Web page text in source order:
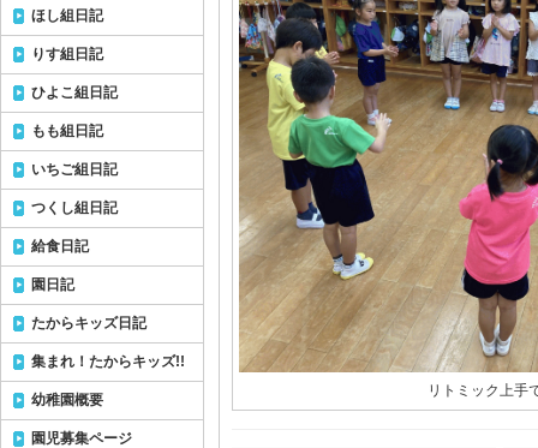
リトミック上手
ほし組日記
りす組日記
ひよこ組日記
もも組日記
いちご組日記
つくし組日記
給食日記
園日記
たからキッズ日記
集まれ！たからキッズ!!
幼稚園概要
園児募集ページ